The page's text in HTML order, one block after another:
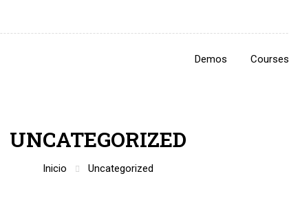
Demos Courses
UNCATEGORIZED
Inicio Uncategorized